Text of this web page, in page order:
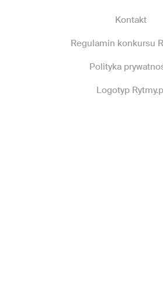
Kontakt
Regulamin konkursu
Polityka
Logotyp